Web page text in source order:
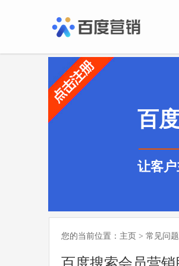
百
让客
您的当前位置： 主页 > 常见问题